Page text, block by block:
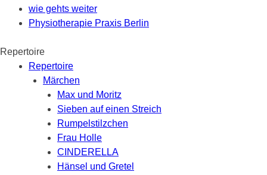
wie gehts weiter
Physiotherapie Praxis Berlin
Repertoire
Repertoire
Märchen
Max und Moritz
Sieben auf einen Streich
Rumpelstilzchen
Frau Holle
CINDERELLA
Hänsel und Gretel